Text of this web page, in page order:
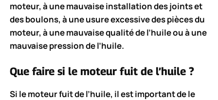
moteur, à une mauvaise installation des joints et
des boulons, à une usure excessive des pièces du
moteur, à une mauvaise qualité de l’huile ou à une
mauvaise pression de l’huile.
Que faire si le moteur fuit de l’huile ?
Si le moteur fuit de l’huile, il est important de le